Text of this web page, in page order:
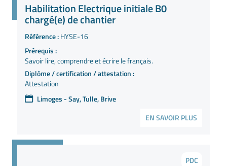
Habilitation Electrique initiale B0
chargé(e) de chantier
Référence :HYSE-16
Prérequis :
Savoir lire, comprendre et écrire le français.
Diplôme / certification / attestation :
Attestation
Limoges - Say, Tulle, Brive
EN SAVOIR PLUS
PDC